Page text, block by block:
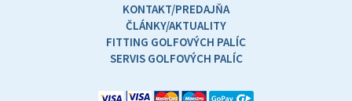
KONTAKT/PREDAJŇA
ČLÁNKY/AKTUALITY
FITTING GOLFOVÝCH PALÍC
SERVIS GOLFOVÝCH PALÍC